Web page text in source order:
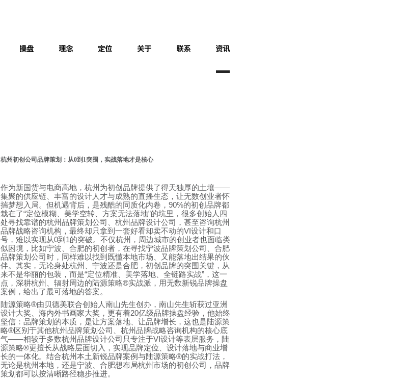
杭州初创公司品牌策划：从0到1突围，实战落地才是核心
作为新国货与电商高地，杭州为初创品牌提供了得天独厚的土壤——
集聚的供应链、丰富的设计人才与成熟的直播生态，让无数创业者怀
揣梦想入局。但机遇背后，是残酷的同质化内卷， 90%的初创品牌都
栽在了“定位模糊、美学空转、方案无法落地”的坑里，很多创始人四
处寻找靠谱的杭州品牌策划公司、杭州品牌设计公司，甚至咨询杭州
品牌战略咨询机构，最终却只拿到一套好看却卖不动的VI 设计和口
号，难以实现从0到 1 的突破。不仅杭州，周边城市的创业者也面临类
似困境，比如宁波、合肥的初创者，在寻找宁波品牌策划公司、合肥
品牌策划公司时，同样难以找到既懂本地市场、又能落地出结果的伙
伴。其实，无论身处杭州、宁波还是合肥，初创品牌的突围关键，从
来不是华丽的包装，而是“定位精准、美学落地、全链路实战” ，这一
点，深耕杭州、辐射周边的陆源策略®实战派，用无数新锐品牌操盘
案例，给出了最可落地的答案。
陆源策略®由贝德美联合创始人南山先生创办，南山先生斩获过亚洲
设计大奖、海内外书画家大奖，更有着20亿级品牌操盘经验，他始终
坚信：品牌策划的本质，是让方案落地、让品牌增长，这也是陆源策
略®区别于其他杭州品牌策划公司、杭州品牌战略咨询机构的核心底
气——相较于多数杭州品牌设计公司只专注于VI 设计等表层服务，陆
源策略®更擅长从战略层面切入，实现品牌定位、设计落地与商业增
长的一体化。结合杭州本土新锐品牌案例与陆源策略®的实战打法，
无论是杭州本地，还是宁波、合肥想布局杭州市场的初创公司，品牌
策划都可以按清晰路径稳步推进。